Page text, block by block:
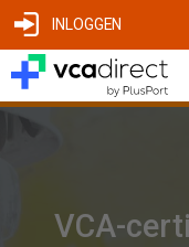
INLOGGEN
VCA-